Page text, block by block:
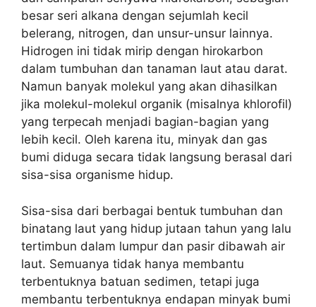
besar seri alkana dengan sejumlah kecil
belerang, nitrogen, dan unsur-unsur lainnya.
Hidrogen ini tidak mirip dengan hirokarbon
dalam tumbuhan dan tanaman laut atau darat.
Namun banyak molekul yang akan dihasilkan
jika molekul-molekul organik (misalnya khlorofil)
yang terpecah menjadi bagian-bagian yang
lebih kecil. Oleh karena itu, minyak dan gas
bumi diduga secara tidak langsung berasal dari
sisa-sisa organisme hidup.
Sisa-sisa dari berbagai bentuk tumbuhan dan
binatang laut yang hidup jutaan tahun yang lalu
tertimbun dalam lumpur dan pasir dibawah air
laut. Semuanya tidak hanya membantu
terbentuknya batuan sedimen, tetapi juga
membantu terbentuknya endapan minyak bumi